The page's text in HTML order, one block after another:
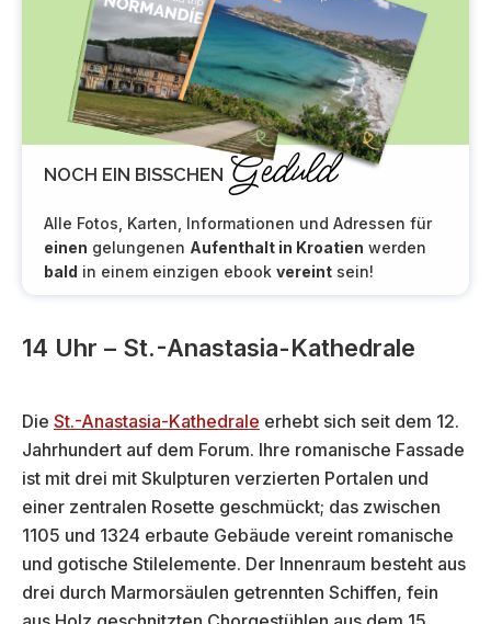
NOCH EIN BISSCHEN Geduld
Alle Fotos, Karten, Informationen und Adressen für
einen gelungenen Aufenthalt in Kroatien werden
bald in einem einzigen ebook vereint sein!
14 Uhr – St.-Anastasia-Kathedrale
Die St.-Anastasia-Kathedrale erhebt sich seit dem 12.
Jahrhundert auf dem Forum. Ihre romanische Fassade
ist mit drei mit Skulpturen verzierten Portalen und
einer zentralen Rosette geschmückt; das zwischen
1105 und 1324 erbaute Gebäude vereint romanische
und gotische Stilelemente. Der Innenraum besteht aus
drei durch Marmorsäulen getrennten Schiffen, fein